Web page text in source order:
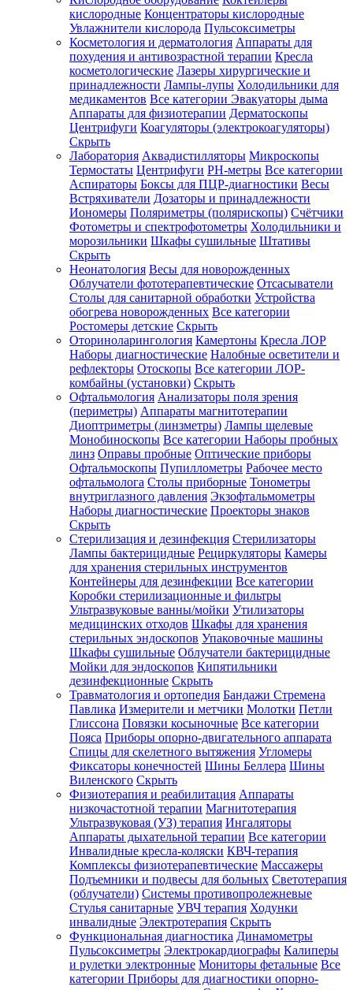
Зарегистрироваться
Зачем
регистрироваться?
Все
покупки
одном
месте
Личный
менеджер
Отслеживание
статуса
заказа
кислородные Концентраторы кислородные
Увлажнители кислорода Пульсоксиметры
Косметология и дерматология Аппараты для
похудения и антивозрастной терапии Кресла
косметологические Лазеры хирургические и
принадлежности Лампы-лупы Холодильники для
медикаментов Все категории Эвакуаторы дыма
Аппараты для физиотерапии Дерматоскопы
Центрифуги Коагуляторы (электрокоагуляторы)
Скрыть
Лаборатория Аквадистилляторы Микроскопы
Термостаты Центрифуги PH-метры Все категории
Аспираторы Боксы для ПЦР-диагностики Весы
Встряхиватели Дозаторы и принадлежности
Иономеры Поляриметры (полярископы) Счётчики
Фотометры и спектрофотометры Холодильники и
морозильники Шкафы сушильные Штативы
Скрыть
Неонатология Весы для новорожденных
Облучатели фототерапевтические Отсасыватели
Столы для санитарной обработки Устройства
обогрева новорожденных Все категории
Ростомеры детские Скрыть
Оториноларингология Камертоны Кресла ЛОР
Наборы диагностические Налобные осветители и
рефлекторы Отоскопы Все категории ЛОР-
комбайны (установки) Скрыть
Офтальмология Анализаторы поля зрения
(периметры) Аппараты магнитотерапии
Диоптриметры (линзметры) Лампы щелевые
Монобиноскопы Все категории Наборы пробных
линз Оправы пробные Оптические приборы
Офтальмоскопы Пупиллометры Рабочее место
офтальмолога Столы приборные Тонометры
внутриглазного давления Экзофтальмометры
Наборы диагностические Проекторы знаков
Скрыть
Стерилизация и дезинфекция Стерилизаторы
Лампы бактерицидные Рециркуляторы Камеры
для хранения стерильных инструментов
Контейнеры для дезинфекции Все категории
Коробки стерилизационные и фильтры
Ультразвуковые ванны/мойки Утилизаторы
медицинских отходов Шкафы для хранения
стерильных эндоскопов Упаковочные машины
Шкафы сушильные Облучатели бактерицидные
Мойки для эндоскопов Кипятильники
дезинфекционные Скрыть
Травматология и ортопедия Бандажи Стремена
Павлика Измерители и метчики Молотки Петли
Глиссона Повязки косыночные Все категории
Пояса Приборы опорно-двигательного аппарата
Спицы для скелетного вытяжения Угломеры
Фиксаторы конечностей Шины Беллера Шины
Виленского Скрыть
Физиотерапия и реабилитация Аппараты
низкочастотной терапии Магнитотерапия
Ультразвуковая (УЗ) терапия Ингаляторы
Аппараты дыхательной терапии Все категории
Инвалидные кресла-коляски КВЧ-терапия
Комплексы физиотерапевтические Массажеры
Подъемники и подвесы для больных Светотерапия
(облучатели) Системы противопролежневые
Стулья санитарные УВЧ терапия Ходунки
инвалидные Электротерапия Скрыть
Функциональная диагностика Динамометры
Пульсоксиметры Электрокардиографы Калиперы
и рулетки электронные Мониторы фетальные Все
категории Приборы для диагностики опорно-